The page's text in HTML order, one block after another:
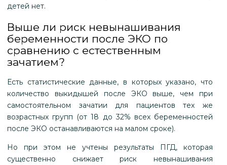
детей нет.
Выше ли риск невынашивания
беременности после ЭКО по
сравнению с естественным
зачатием?
Есть статистические данные, в которых указано, что
количество выкидышей после ЭКО выше, чем при
самостоятельном зачатии для пациентов тех же
возрастных групп (от 18 до 32% всех беременностей
после ЭКО останавливаются на малом сроке).
Но при этом не учтены результаты ПГД, которая
существенно снижает риск невынашивания